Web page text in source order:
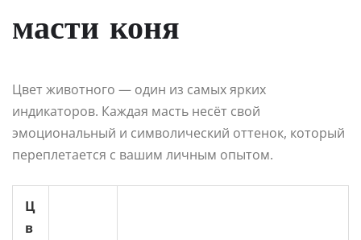
масти коня
Цвет животного — один из самых ярких
индикаторов. Каждая масть несёт свой
эмоциональный и символический оттенок, который
переплетается с вашим личным опытом.
Ц
в